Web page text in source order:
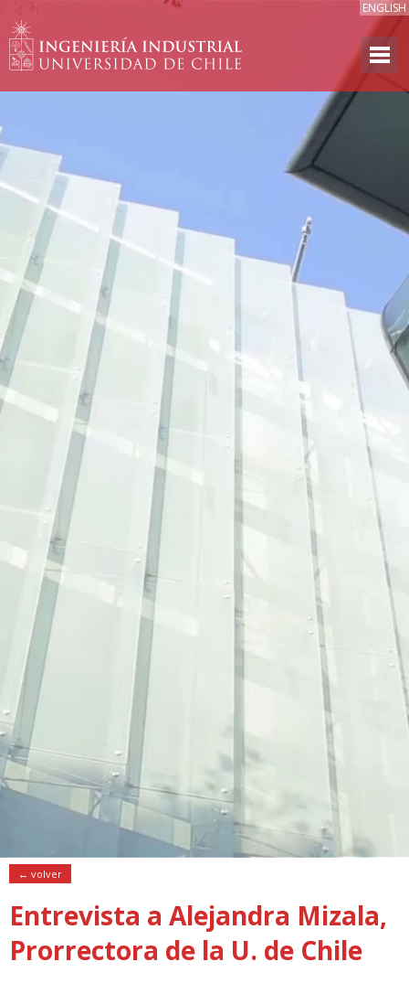
ENGLISH
← volver
Entrevista a Alejandra Mizala,
Prorrectora de la U. de Chile